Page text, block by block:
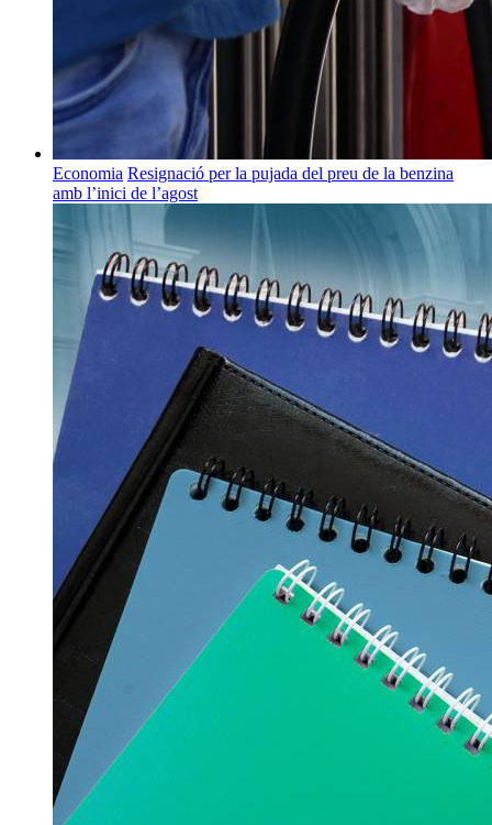
Economia Resignació per la pujada del preu de la benzina
amb l’inici de l’agost